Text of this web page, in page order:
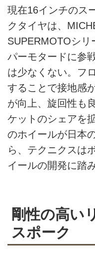
現在16インチのス
クタイヤは、
SUPERMOTOシ
パーモタードに参
は少なくない。フ
することで接地感
が向上、旋回性も
ケットのシェアを
のホイールが日本
ら、テクニクスは
イールの開発に踏
剛性の高い
スポーク